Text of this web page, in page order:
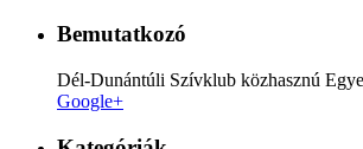
Bemutatkozó
Dél-Dunántúli Szívklub közhasznú
Google+